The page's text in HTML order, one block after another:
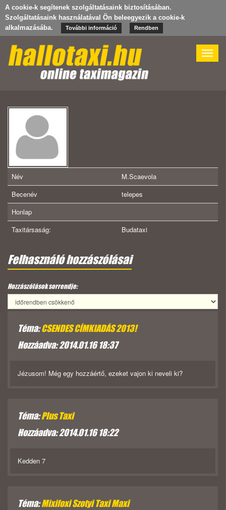
A cookie-k segítenek szolgáltatásaink biztosításában.
Szolgáltatásaink használatával Ön beleegyezik a cookie-k
alkalmazásába.
További információ Rendben
Toggle
Név
M.Scaevola
Becenév
telepes
Honlap
Taxitársaság:
Budataxi
Felhasználó hozzászólásai
Hozzászólások sorrendje:
Téma:CSENDES CÍMKIADÁS 2013!
Hozzáadva: 2014.01.16 18:37
Jézusom! Még egy hozzáértő, ezeket vajon ki neveli ki?
Téma:Plus Taxi
Hozzáadva: 2014.01.16 18:22
Kedden 7
Téma:Mixifoxi Szotyi Taxi Maxi